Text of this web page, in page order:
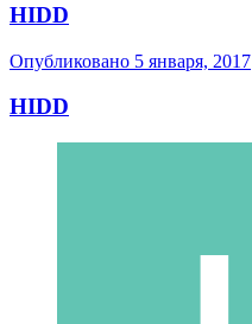
HIDD
Опубликовано 5 января, 2017
HIDD